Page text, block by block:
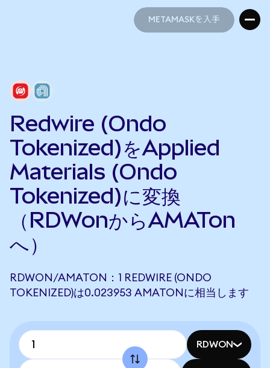
METAMASKを入手
Redwire (Ondo
Tokenized)をApplied
Materials (Ondo
Tokenized)に変換
（RDWonからAMATon
へ）
RDWON/AMATON：1 REDWIRE (ONDO
TOKENIZED)は0.023953 AMATONに相当します
RDWON